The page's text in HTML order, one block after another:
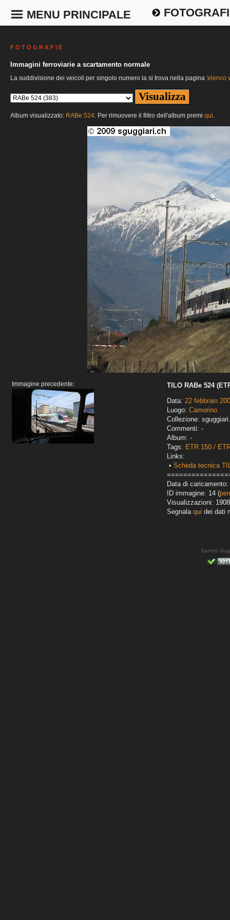
MENU PRINCIPALE
F O T O G R A F I E
Immagini ferroviarie a scartamento normale
La suddivisione dei veicoli per singolo numero la si trova nella pagina 'elenco
Album visualizzato: RABe 524. Per rimuovere il filtro dell'album premi qui.
Immagine precedente:
TILO RABe 524
Data: 22 febbraio
Luogo: Camorino
Collezione:
Commenti: -
Album: -
Tags: ETR 150 /
Links:
• Scheda tecnica
Data di caricamento:
ID immagine: 14 (
Visualizzazioni: 1908
Segnala qui dei dati
Sandro